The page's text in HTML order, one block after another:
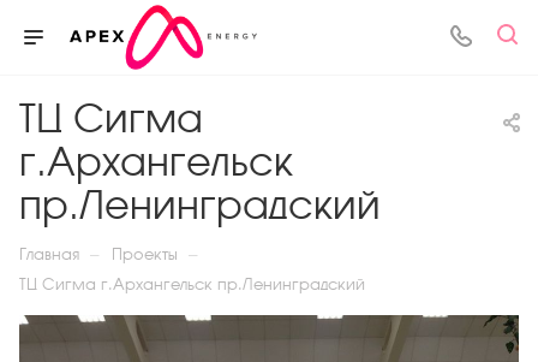
ТЦ Сигма
г.Архангельск
пр.Ленинградский
Главная — Проекты —
ТЦ Сигма г.Архангельск пр.Ленинградский